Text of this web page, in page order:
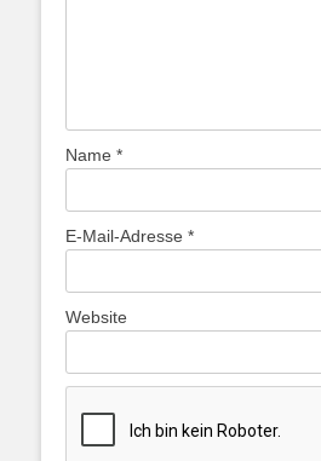
Name *
E-Mail-Adresse *
Website